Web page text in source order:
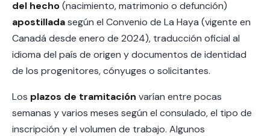
del hecho(nacimiento, matrimonio o defunción)
apostilladasegún el Convenio de La Haya (vigente en
Canadá desde enero de 2024), traducción oficial al
idioma del país de origen y documentos de identidad
de los progenitores, cónyuges o solicitantes.
Los plazos de tramitación varían entre pocas
semanas y varios meses según el consulado, el tipo de
inscripción y el volumen de trabajo. Algunos